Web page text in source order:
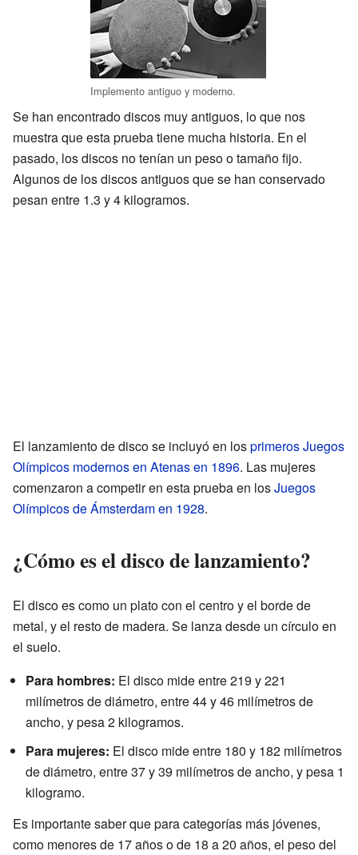
Implemento antiguo y moderno.
Se han encontrado discos muy antiguos, lo que nos
muestra que esta prueba tiene mucha historia. En el
pasado, los discos no tenían un peso o tamaño fijo.
Algunos de los discos antiguos que se han conservado
pesan entre 1.3 y 4 kilogramos.
El lanzamiento de disco se incluyó en losprimeros Juegos
Olímpicos modernos en Atenas en 1896. Las mujeres
comenzaron a competir en esta prueba en losJuegos
Olímpicos de Ámsterdam en 1928.
¿Cómo es el disco de lanzamiento?
El disco es como un plato con el centro y el borde de
metal, y el resto de madera. Se lanza desde un círculo en
el suelo.
Para hombres: El disco mide entre 219 y 221
milímetros de diámetro, entre 44 y 46 milímetros de
ancho, y pesa 2 kilogramos.
Para mujeres: El disco mide entre 180 y 182 milímetros
de diámetro, entre 37 y 39 milímetros de ancho, y pesa 1
kilogramo.
Es importante saber que para categorías más jóvenes,
como menores de 17 años o de 18 a 20 años, el peso del